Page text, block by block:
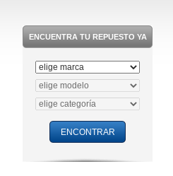
ENCUENTRA TU REPUESTO YA